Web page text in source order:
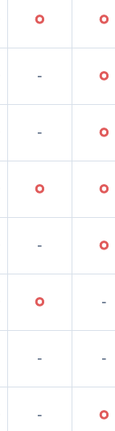
○ ○
- ○
- ○
○ ○
- ○
○ -
- -
- ○